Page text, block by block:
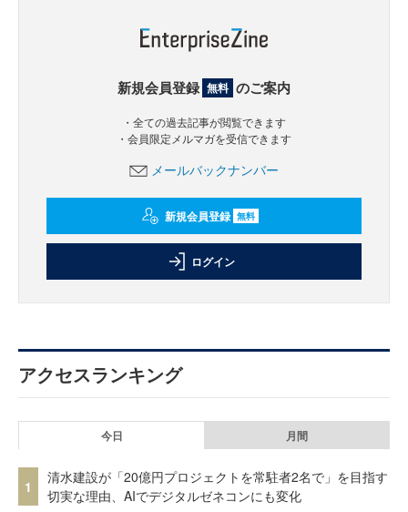
新規会員登録 無料 のご案内
・全ての過去記事が閲覧できます
・会員限定メルマガを受信できます
メールバックナンバー
新規会員登録 無料
ログイン
アクセスランキング
今日 月間
1
清水建設が「20億円プロジェクトを常駐者2名で」を目指す
切実な理由、AIでデジタルゼネコンにも変化